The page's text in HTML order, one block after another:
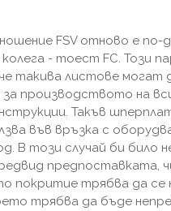
FSV отново е по-
колега - тоест FC. Този
такива листове могат
за производството на
Такъв
във връзка с
В този случай би било
предпоставката,
покритие трябва да се
трябва да бъде